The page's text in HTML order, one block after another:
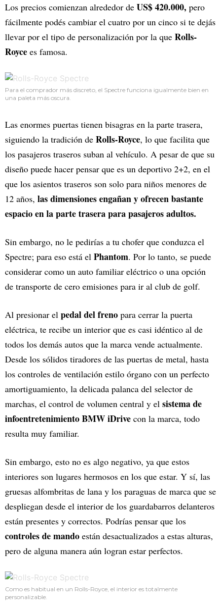
Los precios comienzan alrededor de US$ 420.000, pero
fácilmente podés cambiar el cuatro por un cinco si te dejás
llevar por el tipo de personalización por la que Rolls-
Royce es famosa.
Para el comprador más discreto, el Spectre funciona igualmente bien en
una paleta más oscura.
Las enormes puertas tienen bisagras en la parte trasera,
siguiendo la tradición de Rolls-Royce, lo que facilita que
los pasajeros traseros suban al vehículo. A pesar de que su
diseño puede hacer pensar que es un deportivo 2+2, en el
que los asientos traseros son solo para niños menores de
12 años, las dimensiones engañan y ofrecen bastante
espacio en la parte trasera para pasajeros adultos.
Sin embargo, no le pedirías a tu chofer que conduzca el
Spectre; para eso está el Phantom. Por lo tanto, se puede
considerar como un auto familiar eléctrico o una opción
de transporte de cero emisiones para ir al club de golf.
Al presionar el pedal del freno para cerrar la puerta
eléctrica, te recibe un interior que es casi idéntico al de
todos los demás autos que la marca vende actualmente.
Desde los sólidos tiradores de las puertas de metal, hasta
los controles de ventilación estilo órgano con un perfecto
amortiguamiento, la delicada palanca del selector de
marchas, el control de volumen central y el sistema de
infoentretenimientoBMW iDrive con la marca, todo
resulta muy familiar.
Sin embargo, esto no es algo negativo, ya que estos
interiores son lugares hermosos en los que estar. Y sí, las
gruesas alfombritas de lana y los paraguas de marca que se
despliegan desde el interior de los guardabarros delanteros
están presentes y correctos. Podrías pensar que los
controles de mando están desactualizados a estas alturas,
pero de alguna manera aún logran estar perfectos.
Como es habitual en un Rolls-Royce, el interior es totalmente
personalizable.